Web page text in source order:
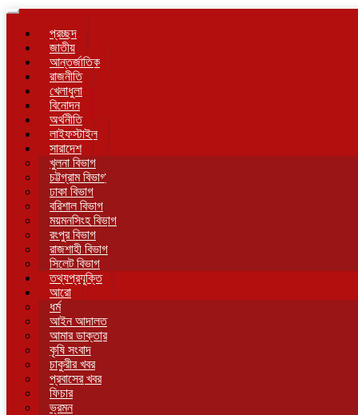
Toggle
navigationপ্রচ্ছদ
জাতীয়
আন্তর্জাতিক
রাজনীতি
খেলাধুলা
বিনোদন
অর্থনীতি
লাইফস্টাইল
সারাদেশ
খুলনা বিভাগ
চট্টগ্রাম বিভাগ
ঢাকা বিভাগ
বরিশাল বিভাগ
ময়মনসিংহ বিভাগ
রংপুর বিভাগ
রাজশাহী বিভাগ
সিলেট বিভাগ
তথ্যপ্রযুক্তি
আরো
ধর্ম
আইন আদালত
আমার ডাক্তার
কৃষি সংবাদ
চাকুরীর খবর
প্রবাসের খবর
ফিচার
ভ্রমন